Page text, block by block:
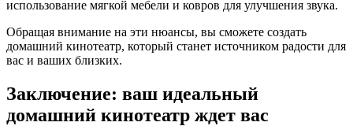
использование мягкой мебели и ковров для улучшения звука.
Обращая внимание на эти нюансы, вы сможете создать
домашний кинотеатр, который станет источником радости для
вас и ваших близких.
Заключение: ваш идеальный
домашний кинотеатр ждет вас